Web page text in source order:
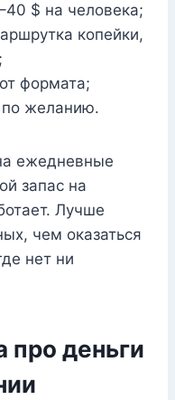
$ на человека;
копейки,
формата;
желанию.
ежедневные
запас на
Лучше
чем оказаться
нет ни
про деньги